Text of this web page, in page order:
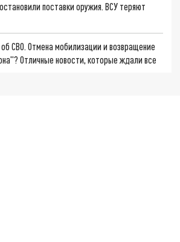
поставки оружия. ВСУ теряют
СВО. Отмена мобилизации и возвращение
Отличные новости, которые ждали все